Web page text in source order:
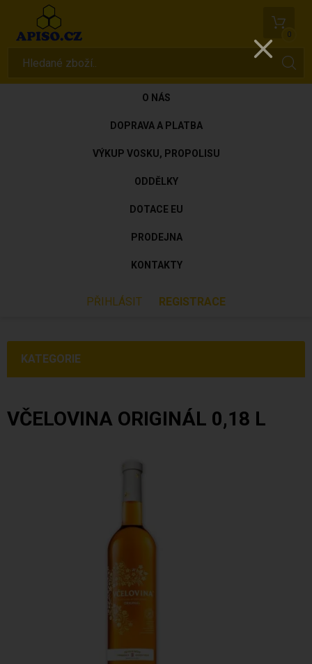
0
O NÁS
DOPRAVA A PLATBA
VÝKUP VOSKU, PROPOLISU
ODDĚLKY
DOTACE EU
PRODEJNA
KONTAKTY
PŘIHLÁSIT REGISTRACE
KATEGORIE
VČELOVINA ORIGINÁL 0,18 L